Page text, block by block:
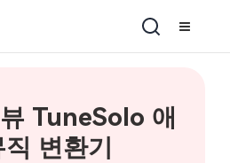
TuneSolo 애
직 변환기